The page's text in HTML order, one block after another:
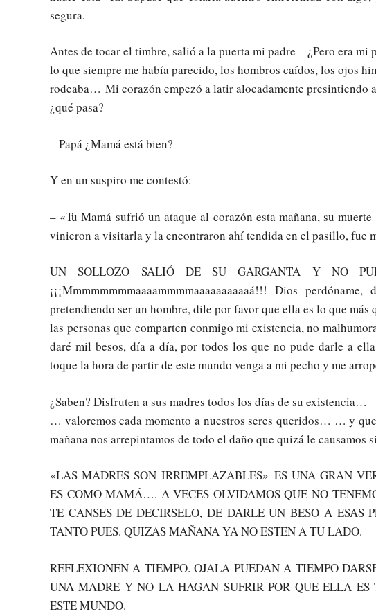
segura.
Antes de tocar el timbre, salió a la puerta mi padre – ¿Pero era mi
lo que siempre me había parecido, los hombros caídos, los ojos
rodeaba… Mi corazón empezó a latir alocadamente presintiendo
¿qué pasa?
– Papá ¿Mamá está bien?
Y en un suspiro me contestó:
– «Tu Mamá sufrió un ataque al corazón esta mañana, su
vinieron a visitarla y la encontraron ahí tendida en el pasillo, fue
UN SOLLOZO SALIÓ DE SU GARGANTA Y NO
¡¡¡Mmmmmmmmaaaammmmaaaaaaaaaaá!!! Dios
pretendiendo ser un hombre, dile por favor que ella es lo que
las personas que comparten conmigo mi existencia, no
daré mil besos, día a día, por todos los que no pude darle a
toque la hora de partir de este mundo venga a mi pecho y me
¿Saben? Disfruten a sus madres todos los días de su existencia…
… valoremos cada momento a nuestros seres queridos… … y
mañana nos arrepintamos de todo el daño que quizá le causamos
«LAS MADRES SON IRREMPLAZABLES» ES UNA GRAN
ES COMO MAMÁ…. A VECES OLVIDAMOS QUE NO
TE CANSES DE DECIRSELO, DE DARLE UN BESO A ESAS
TANTO PUES. QUIZAS MAÑANA YA NO ESTEN A TU LADO.
REFLEXIONEN A TIEMPO. OJALA PUEDAN A TIEMPO
UNA MADRE Y NO LA HAGAN SUFRIR POR QUE ELLA ES
ESTE MUNDO.